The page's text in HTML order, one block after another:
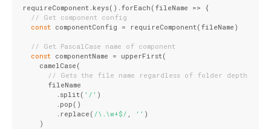
requireComponent.keys().forEach( fileName => {
// Get component config
const componentConfig = requireComponent(fileName)
// Get PascalCase name of component
const componentName = upperFirst(
    camelCase(
// Gets the file name regardless of folder depth
      fileName
        .split(
'/' )
        .pop()
        .replace(
/\.\w+$/ , '' )
    )